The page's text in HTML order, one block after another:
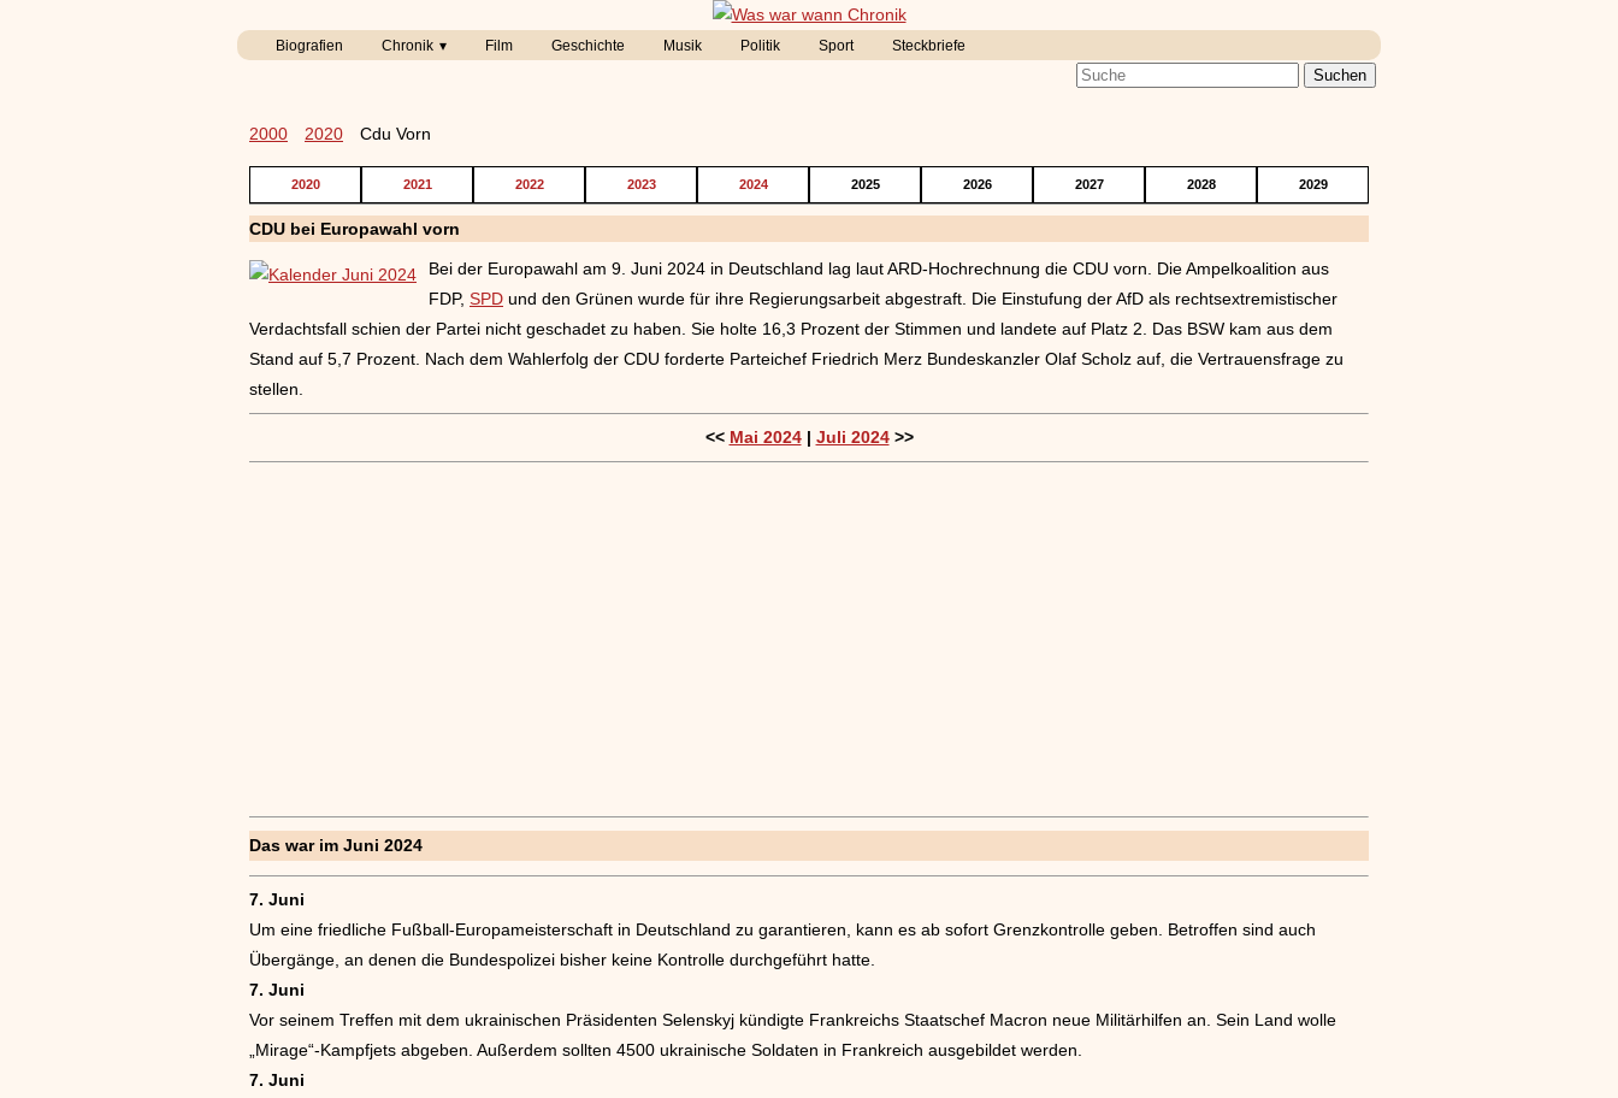
Biografien Chronik Film Geschichte Musik Politik Sport Steckbriefe
2000 2020 Cdu Vorn
2020 2021 2022 2023 2024 2025 2026 2027 2028 2029
CDU bei Europawahl vorn
Bei der Europawahl am 9. Juni 2024 in Deutschland lag laut ARD-Hochrechnung die CDU vorn. Die Ampelkoalition aus
FDP, SPD und den Grünen wurde für ihre Regierungsarbeit abgestraft. Die Einstufung der AfD als rechtsextremistischer
Verdachtsfall schien der Partei nicht geschadet zu haben. Sie holte 16,3 Prozent der Stimmen und landete auf Platz 2. Das BSW kam aus dem
Stand auf 5,7 Prozent. Nach dem Wahlerfolg der CDU forderte Parteichef Friedrich Merz Bundeskanzler Olaf Scholz auf, die Vertrauensfrage zu
stellen.
<< Mai 2024| Juli 2024>>
Das war im Juni 2024
7. Juni
Um eine friedliche Fußball-Europameisterschaft in Deutschland zu garantieren, kann es ab sofort Grenzkontrolle geben. Betroffen sind auch
Übergänge, an denen die Bundespolizei bisher keine Kontrolle durchgeführt hatte.
7. Juni
Vor seinem Treffen mit dem ukrainischen Präsidenten Selenskyj kündigte Frankreichs Staatschef Macron neue Militärhilfen an. Sein Land wolle
„Mirage“-Kampfjets abgeben. Außerdem sollten 4500 ukrainische Soldaten in Frankreich ausgebildet werden.
7. Juni